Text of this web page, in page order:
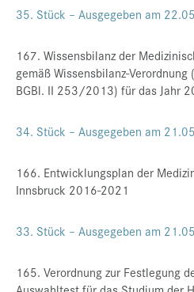
35. Stück – Ausgegeben am
167. Wissensbilanz der
gemäß Wissensbilanz-
BGBl. II 253/2013) für das Jahr
34. Stück – Ausgegeben am
166. Entwicklungsplan der
Innsbruck 2016-2021
33. Stück – Ausgegeben am
165. Verordnung zur Festlegung